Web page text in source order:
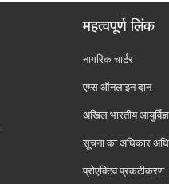
महत्वपूर्ण लिंक
नागरिक चार्टर
एम्स ऑनलाइन दान
अखिल भारतीय
सूचना का अधिकार
प्रोएक्टिव प्रकटीकरण